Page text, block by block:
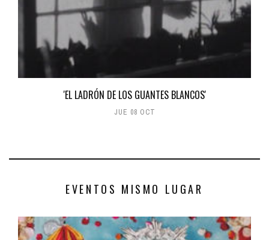
'EL LADRÓN DE LOS GUANTES BLANCOS'
JUE 08 OCT
EVENTOS MISMO LUGAR